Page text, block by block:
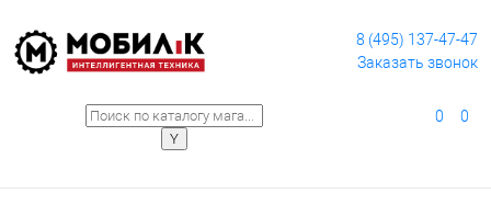
8 (495) 137-47-47
Заказать звонок
0 0